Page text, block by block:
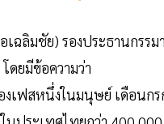
ฉลิมชัย) รองประธานกรร
ยมีข้อความว่า
งเฟสหนึ่งในมนุษย์ เดือนก